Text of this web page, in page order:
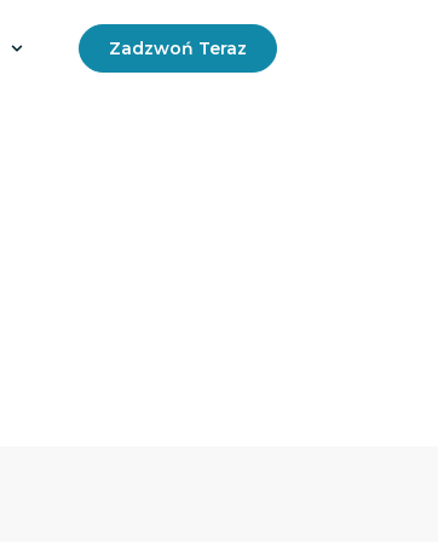
Zadzwoń Teraz